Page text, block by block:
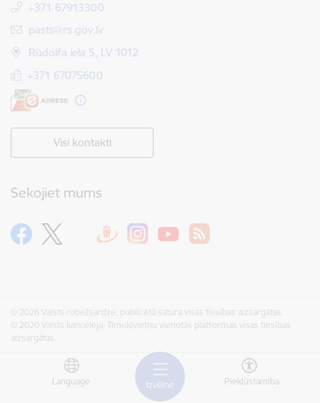
Izvēlne
Language Piekļūstamība
+371 67913300
E-pasts:
pasts@rs.gov.lv
Rūdolfa iela 5, LV 1012
+371 67075600
Visi kontakti
Sekojiet mums
© 2026 Valsts robežsardze, publicētā satura visas tiesības aizsargātas.
© 2020 Valsts kanceleja, Tīmekļvietņu vienotās platformas visas tiesības
aizsargātas.